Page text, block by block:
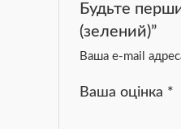
Будьте
(зелений)”
Ваша e-mail
Ваша оцінка *